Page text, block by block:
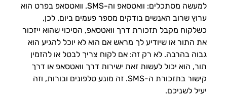
למעשה מסתכלים: וואטסאפ וה-SMS. וואטסאפ בפרט הוא
ערוץ שרוב האנשים בודקים מספר פעמים ביום. לכן,
כשלקוח מקבל תזכורת דרך וואטסאפ, הסיכוי שהוא ייזכור
את התור או שיודיע לך מראש אם הוא לא יוכל להגיע הוא
גבוה בהרבה. לא רק זה: אם לקוח צריך לבטל או להזמין
תור, הוא יכול לעשות זאת ישירות דרך וואטסאפ או דרך
קישור בתזכורת ה-SMS. זה מונע טלפונים ובורות, וזה
יעיל לשניכם.